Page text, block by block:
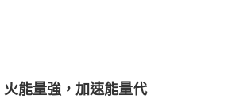
能量強，加速能量代